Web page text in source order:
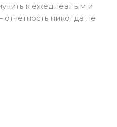
к ежедневным и
никогда не